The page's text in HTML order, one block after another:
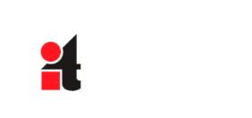
содержимому